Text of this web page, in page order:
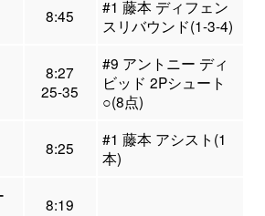
8:45
#1 藤本 ディフェン
スリバウンド(1-3-4)
8:27
25-35
#9 アントニー ディ
ビッド 2Pシュート
○(8点)
8:25
#1 藤本 アシスト(1
本)
8:19